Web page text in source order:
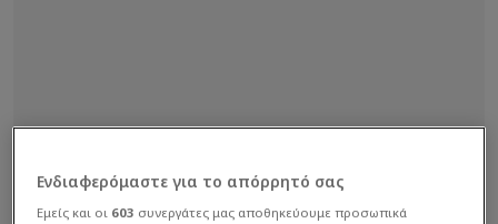
09:35 COSMOTE SPORT 8 HD WRC Πορτογαλία,
Ενδιαφερόμαστε για το απόρρητό σας
Εμείς και οι 603 συνεργάτες μας αποθηκεύουμε προσωπικά